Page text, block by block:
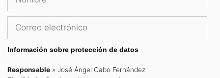
Correo
Información sobre protección de datos
Responsable » José Ángel Cabo Fernández